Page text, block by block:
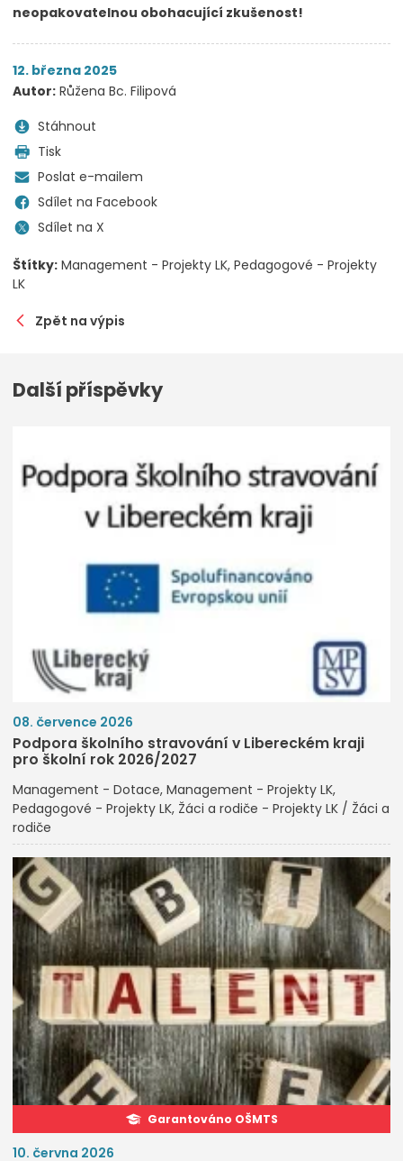
neopakovatelnou obohacující zkušenost!
12. března 2025
Autor: Růžena Bc. Filipová
Stáhnout
Tisk
Poslat e-mailem
Sdílet na Facebook
Sdílet na X
Štítky: Management - Projekty LK Pedagogové - Projekty
LK
Zpět na výpis
Další příspěvky
08. července 2026
Podpora školního stravování v Libereckém kraji
pro školní rok 2026/2027
Management - Dotace Management - Projekty LK
Pedagogové - Projekty LK Žáci a rodiče - Projekty LK / Žáci a
rodiče
Garantováno OŠMTS
10. června 2026